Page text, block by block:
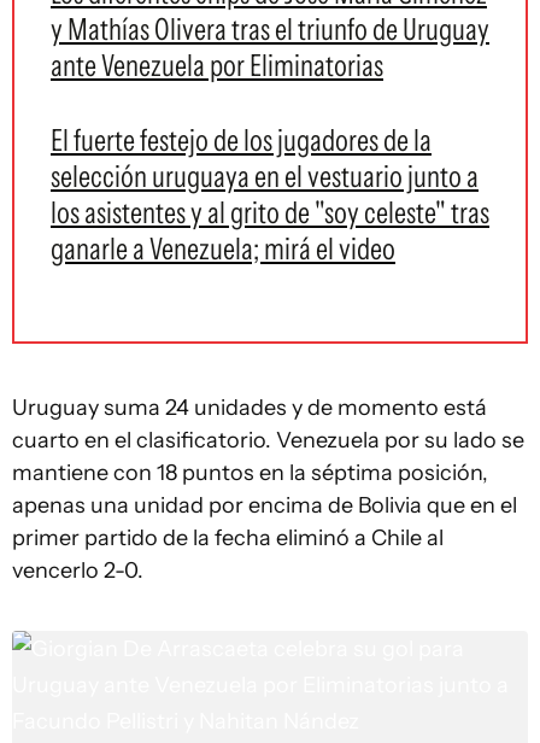
y Mathías Olivera tras el triunfo de Uruguay
ante Venezuela por Eliminatorias
El fuerte festejo de los jugadores de la
selección uruguaya en el vestuario junto a
los asistentes y al grito de "soy celeste" tras
ganarle a Venezuela; mirá el video
Uruguay suma 24 unidades y de momento está
cuarto en el clasificatorio. Venezuela por su lado se
mantiene con 18 puntos en la séptima posición,
apenas una unidad por encima de Bolivia que en el
primer partido de la fecha eliminó a Chile al
vencerlo 2-0.